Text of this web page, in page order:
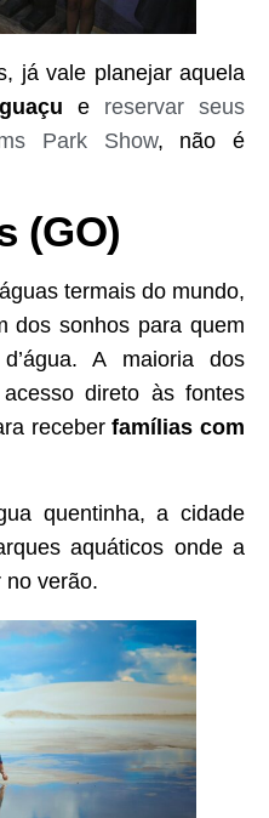
já vale planejar aquela
e reservar seus
Park Show, não é
(GO)
termais do mundo,
dos sonhos para quem
A maioria dos
direto às fontes
receberfamílias com
quentinha, a cidade
aquáticos onde a
no verão.